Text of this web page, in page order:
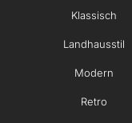
Klassisch
Landhausstil
Modern
Retro